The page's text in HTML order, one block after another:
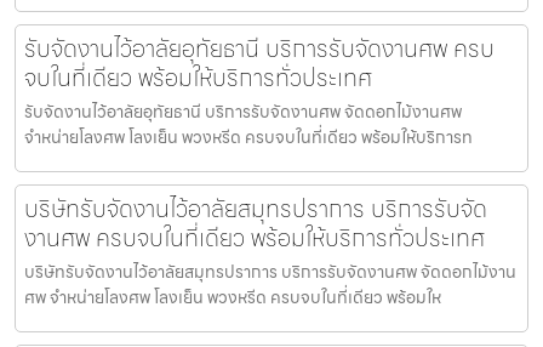
รับจัดงานไว้อาลัยอุทัยธานี บริการรับจัดงานศพ ครบ
จบในที่เดียว พร้อมให้บริการทั่วประเทศ
รับจัดงานไว้อาลัยอุทัยธานี บริการรับจัดงานศพ จัดดอกไม้งานศพ
จำหน่ายโลงศพ โลงเย็น พวงหรีด ครบจบในที่เดียว พร้อมให้บริการท
บริษัทรับจัดงานไว้อาลัยสมุทรปราการ บริการรับจัด
งานศพ ครบจบในที่เดียว พร้อมให้บริการทั่วประเทศ
บริษัทรับจัดงานไว้อาลัยสมุทรปราการ บริการรับจัดงานศพ จัดดอกไม้งาน
ศพ จำหน่ายโลงศพ โลงเย็น พวงหรีด ครบจบในที่เดียว พร้อมให